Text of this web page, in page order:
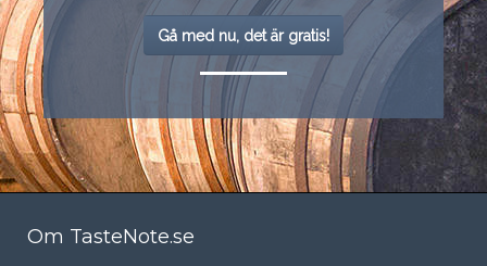
Gå med nu, det är gratis!
Om TasteNote.se